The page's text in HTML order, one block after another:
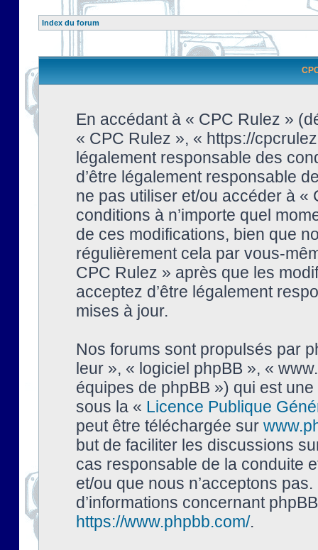
Index du forum
En accédant à « CPC Rulez »
« CPC Rulez », « https://
légalement responsable des
d’être légalement responsable
ne pas utiliser et/ou accéder à
conditions à n’importe quel
de ces modifications, bien que
régulièrement cela par vous-
CPC Rulez » après que les
acceptez d’être légalement
mises à jour.
Nos forums sont propulsés par
leur », « logiciel phpBB », «
équipes de phpBB ») qui est
sous la « Licence Publique
peut être téléchargée sur
but de faciliter les discussions
cas responsable de la conduite
et/ou que nous n’acceptons
d’informations concernant
https://www.phpbb.com/.